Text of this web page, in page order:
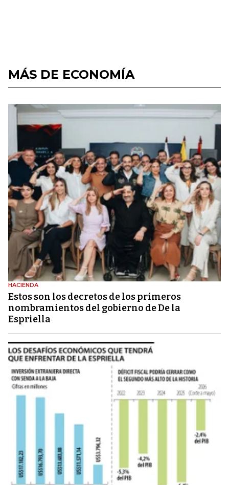
MÁS DE ECONOMÍA
HACIENDA
Estos son los decretos de los primeros
nombramientos del gobierno de De la
Espriella